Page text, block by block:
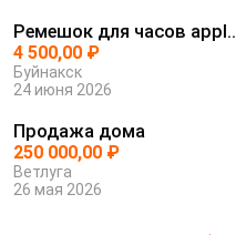
Ремешок для часов apple
watch ...
4 500,00 ₽
Буйнакск
24 июня 2026
Продажа дома
250 000,00 ₽
Ветлуга
26 мая 2026